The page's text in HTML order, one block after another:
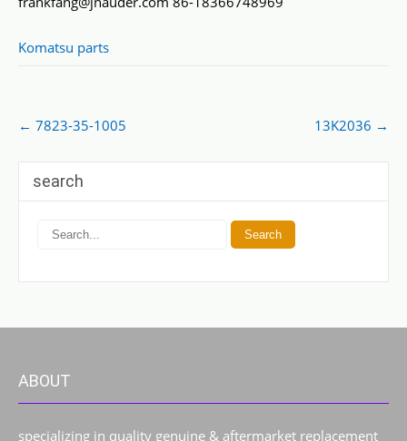
Komatsu parts
Post
navigation
← 7823-35-1005 13K2036 →
search
ABOUT
specializing in quality genuine & aftermarket replacement